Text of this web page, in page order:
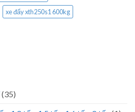
xe đẩy xth250s1 600kg
(35)